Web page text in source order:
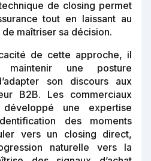
de closing permet
tout en laissant au
maîtriser sa décision.
de cette approche, il
une posture
son discours aux
B2B. Les commerciaux
une expertise
des moments
vers un closing direct,
naturelle vers la